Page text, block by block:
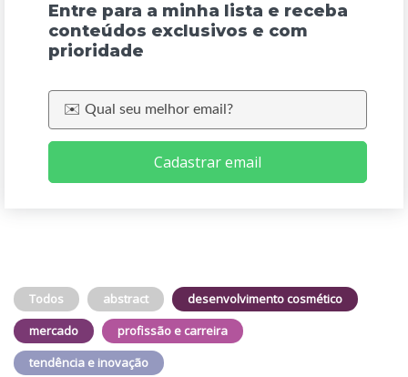
Entre para a minha lista e receba
conteúdos exclusivos e com
prioridade
Cadastrar email
Todos abstract
desenvolvimento cosmético
mercado
profissão e carreira
tendência e inovação